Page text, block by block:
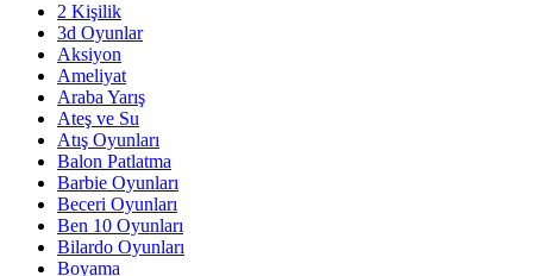
2 Kişilik
3d Oyunlar
Aksiyon
Ameliyat
Araba Yarış
Ateş ve Su
Atış Oyunları
Balon Patlatma
Barbie Oyunları
Beceri Oyunları
Ben 10 Oyunları
Bilardo Oyunları
Boyama